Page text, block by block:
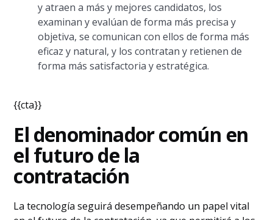
y atraen a más y mejores candidatos, los
examinan y evalúan de forma más precisa y
objetiva, se comunican con ellos de forma más
eficaz y natural, y los contratan y retienen de
forma más satisfactoria y estratégica.
{{cta}}
El denominador común en
el futuro de la
contratación
La tecnología seguirá desempeñando un papel vital